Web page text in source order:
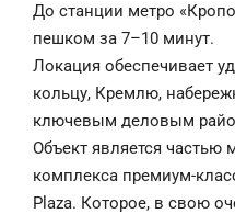
До станции метро
пешком за 7–10 минут.
Локация обеспечивает
кольцу, Кремлю,
ключевым деловым
Объект является частью
комплекса премиум-
Plaza. Которое, в свою